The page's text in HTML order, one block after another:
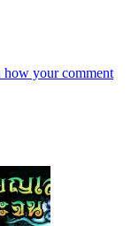
how your comment